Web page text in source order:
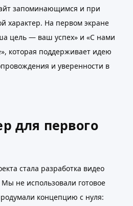
запоминающимся и при
характер. На первом экране
цель — ваш успех» и «С нами
которая поддерживает идею
и уверенности в
для первого
стала разработка видео
не использовали готовое
концепцию с нуля: